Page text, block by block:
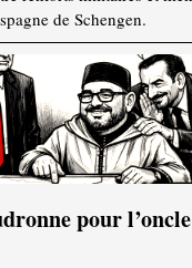
de Schengen.
pour l’oncle